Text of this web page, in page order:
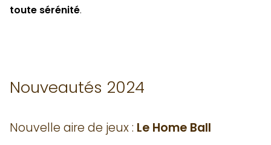
toute sérénité.
Nouveautés 2024
Nouvelle aire de jeux : Le Home Ball